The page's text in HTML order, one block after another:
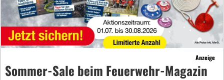
Anzeige
Sommer-Sale beim Feuerwehr-Magazin